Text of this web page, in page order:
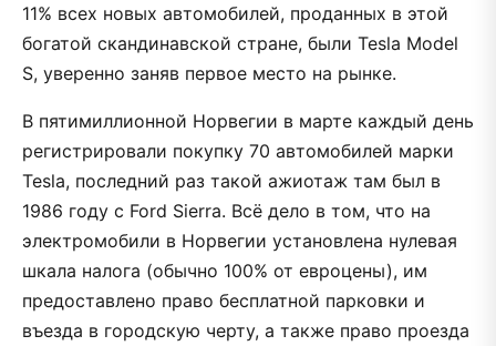
11% всех новых автомобилей, проданных в этой
богатой скандинавской стране, были Tesla Model
S, уверенно заняв первое место на рынке.
В пятимиллионной Норвегии в марте каждый день
регистрировали покупку 70 автомобилей марки
Tesla, последний раз такой ажиотаж там был в
1986 году с Ford Sierra. Всё дело в том, что на
электромобили в Норвегии установлена нулевая
шкала налога (обычно 100% от евроцены), им
предоставлено право бесплатной парковки и
въезда в городскую черту, а также право проезда